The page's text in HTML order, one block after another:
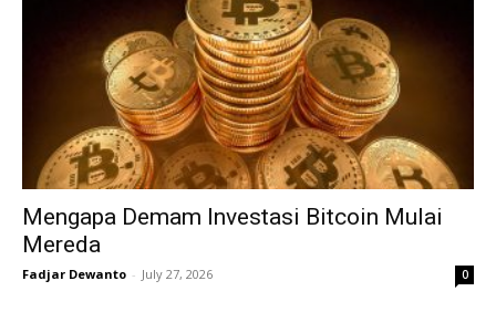
Mengapa Demam Investasi Bitcoin Mulai
Mereda
Fadjar Dewanto - July 27, 2026 0